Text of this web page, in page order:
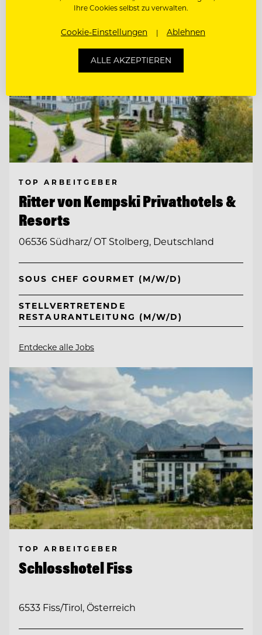
TOP ARBEITGEBER
Ritter von Kempski Privathotels &
Resorts
06536 Südharz/ OT Stolberg, Deutschland
SOUS CHEF GOURMET (M/W/D)
STELLVERTRETENDE
RESTAURANTLEITUNG (M/W/D)
Entdecke alle Jobs
TOP ARBEITGEBER
Schlosshotel Fiss
6533 Fiss/Tirol, Österreich
Ihre Cookies selbst zu verwalten.
Cookie-Einstellungen Ablehnen
ALLE AKZEPTIEREN